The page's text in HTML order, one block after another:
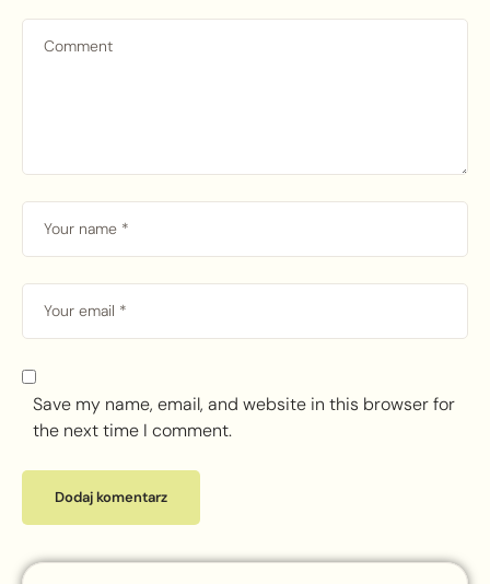
Save my name, email, and website in this browser for
the next time I comment.